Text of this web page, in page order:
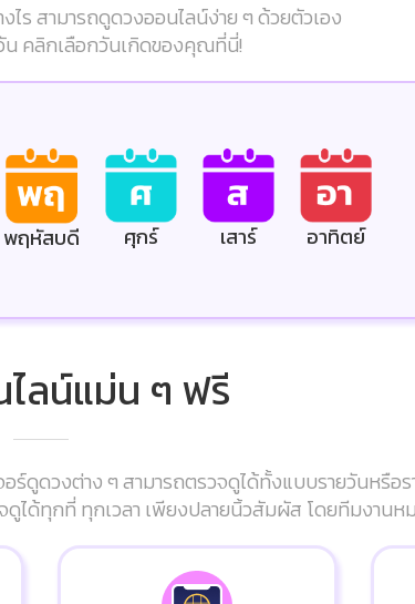
ไร สามารถดูดวงออนไลน์ง่าย ๆ ด้วยตัวเอง
คลิกเลือกวันเกิดของคุณที่นี่!
พฤหัสบดี ศุกร์ เสาร์ อาทิตย์
ลน์แม่น ๆ ฟรี
ดูดวงต่าง ๆ สามารถตรวจดูได้ทั้งแบบรายวันหรือร
ได้ทุกที่ ทุกเวลา เพียงปลายนิ้วสัมผัส โดยทีมงานห